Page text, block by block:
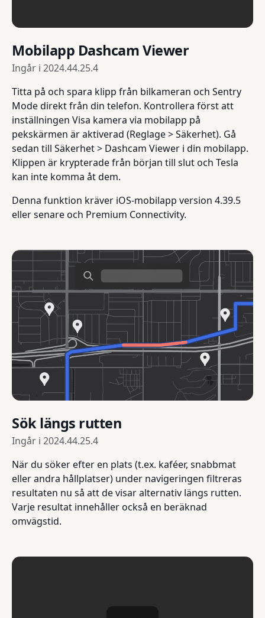
Mobilapp Dashcam Viewer
Ingår i 2024.44.25.4
Titta på och spara klipp från bilkameran och Sentry
Mode direkt från din telefon. Kontrollera först att
inställningen Visa kamera via mobilapp på
pekskärmen är aktiverad (Reglage > Säkerhet). Gå
sedan till Säkerhet > Dashcam Viewer i din mobilapp.
Klippen är krypterade från början till slut och Tesla
kan inte komma åt dem.
Denna funktion kräver iOS-mobilapp version 4.39.5
eller senare och Premium Connectivity.
Sök längs rutten
Ingår i 2024.44.25.4
När du söker efter en plats (t.ex. kaféer, snabbmat
eller andra hållplatser) under navigeringen filtreras
resultaten nu så att de visar alternativ längs rutten.
Varje resultat innehåller också en beräknad
omvägstid.